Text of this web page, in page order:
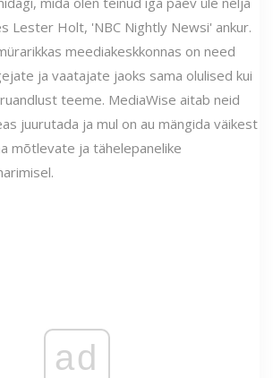
Lester Holt, 'NBC Nightly Newsi' ankur.
meediakeskkonnas on need
ja vaatajate jaoks sama olulised kui
teeme. MediaWise aitab neid
juurutada ja mul on au mängida väikest
mõtlevate ja tähelepanelike
ad